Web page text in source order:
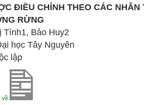
ĐIỀU CHỈNH THEO CÁC NHÂN
RỪNG
Tình1, Bảo Huy2
học Tây Nguyên
lập
về